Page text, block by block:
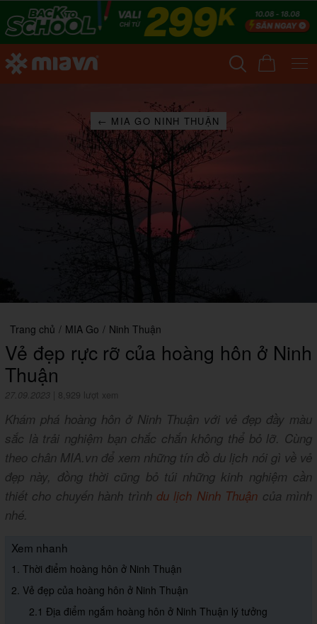
← MIA GO NINH THUẬN
Trang chủ / MIA Go / Ninh Thuận
Vẻ đẹp rực rỡ của hoàng hôn ở Ninh
Thuận
27.09.2023 8,929 lượt xem
Khám phá hoàng hôn ở Ninh Thuận với vẻ đẹp đầy màu
sắc là trải nghiệm bạn chắc chắn không thể bỏ lỡ. Cùng
theo chân MIA.vn để xem những tín đồ du lịch nói gì về vẻ
đẹp này, đồng thời cũng bỏ túi những kinh nghiệm cần
thiết cho chuyến hành trình du lịch Ninh Thuận của mình
nhé.
Xem nhanh
1. Thời điểm hoàng hôn ở Ninh Thuận
2. Vẻ đẹp của hoàng hôn ở Ninh Thuận
2.1 Địa điểm ngắm hoàng hôn ở Ninh Thuận lý tưởng